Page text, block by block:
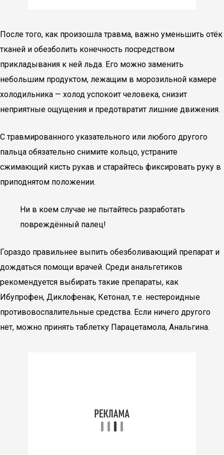
После того, как произошла травма, важно уменьшить отёк
тканей и обезболить конечность посредством
прикладывания к ней льда. Его можно заменить
небольшим продуктом, лежащим в морозильной камере
холодильника — холод успокоит человека, снизит
неприятные ощущения и предотвратит лишние движения.
С травмированного указательного или любого другого
пальца обязательно снимите кольцо, устраните
сжимающий кисть рукав и старайтесь фиксировать руку в
приподнятом положении.
Ни в коем случае не пытайтесь разработать
повреждённый палец!
Гораздо правильнее выпить обезболивающий препарат и
дождаться помощи врачей. Среди анальгетиков
рекомендуется выбирать такие препараты, как
Ибупрофен, Диклофенак, Кетонал, т.е. нестероидные
противовоспалительные средства. Если ничего другого
нет, можно принять таблетку Парацетамола, Анальгина.